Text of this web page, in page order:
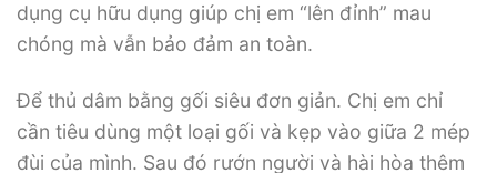
dụng cụ hữu dụng giúp chị em “lên đỉnh” mau
chóng mà vẫn bảo đảm an toàn.
Để thủ dâm bằng gối siêu đơn giản. Chị em chỉ
cần tiêu dùng một loại gối và kẹp vào giữa 2 mép
đùi của mình. Sau đó rướn người và hài hòa thêm